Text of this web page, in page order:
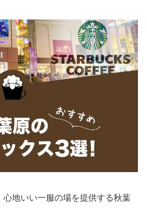
地いい一服の場を提供する秋葉